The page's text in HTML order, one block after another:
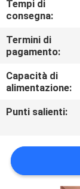
DELLA
QUALITÀ
MAPPA
Tempi di
consegna:
Termini di
pagamento:
Capacità di
alimentazione:
Punti salienti: